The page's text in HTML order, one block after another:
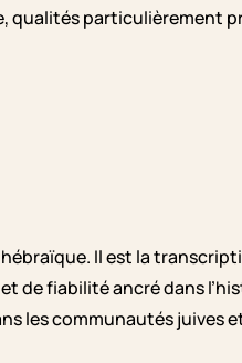
particulièrement
Il est la
de fiabilité ancré dans
les communautés juives